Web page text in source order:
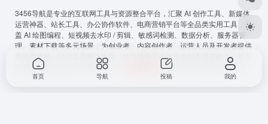
3456导航是专业的互联网工具与资源整合平台，汇聚 AI 创作工具、新媒体
运营神器、站长工具、办公协作软件、电商营销平台等全品类实用工具，覆
盖 AI 绘图编程、短视频去水印 / 剪辑、敏感词检测、数据分析、服务器管
理、素材下载等多元场景，为创业者、内容创作者、运营人员及开发者提供
高效便捷的一站式工具解决方案，助力提升工作效率与创作变现能力，是互
联网从必备的宝藏工具导航平台。
：鲁ICP备2024128794号-4
首页 导航 投稿 我的